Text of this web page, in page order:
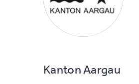
Kanton Aargau